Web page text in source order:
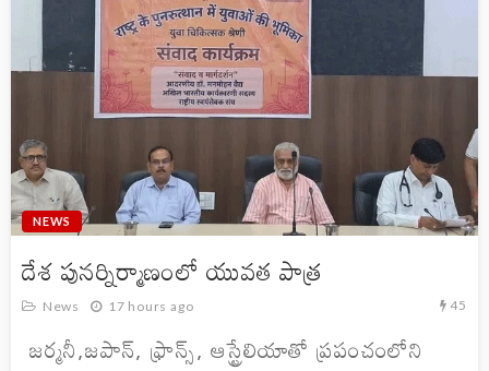
NEWS
దేశ పునర్నిర్మాణంలో యువత పాత్ర
News 17 hours ago 45
జర్మనీ,జపాన్, ఫ్రాన్స్, ఆస్ట్రేలియాతో ప్రపంచంలోని